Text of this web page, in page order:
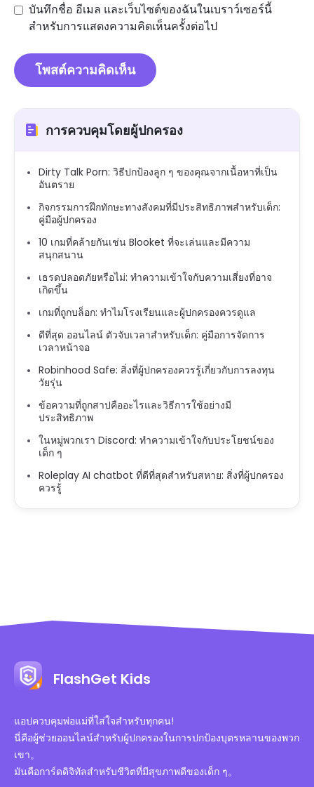
บันทึกชื่อ อีเมล และเว็บไซต์ของฉันในเบราว์เซอร์นี้
สำหรับการแสดงความคิดเห็นครั้งต่อไป
การควบคุมโดยผู้ปกครอง
Dirty Talk Porn: วิธีปกป้องลูก ๆ ของคุณจากเนื้อหาที่เป็น
อันตราย
กิจกรรมการฝึกทักษะทางสังคมที่มีประสิทธิภาพสำหรับเด็ก:
คู่มือผู้ปกครอง
10 เกมที่คล้ายกันเช่น Blooket ที่จะเล่นและมีความ
สนุกสนาน
เธรดปลอดภัยหรือไม่: ทำความเข้าใจกับความเสี่ยงที่อาจ
เกิดขึ้น
เกมที่ถูกบล็อก: ทำไมโรงเรียนและผู้ปกครองควรดูแล
ดีที่สุด ออนไลน์ ตัวจับเวลาสำหรับเด็ก: คู่มือการจัดการ
เวลาหน้าจอ
Robinhood Safe: สิ่งที่ผู้ปกครองควรรู้เกี่ยวกับการลงทุน
วัยรุ่น
ข้อความที่ถูกสาปคืออะไรและวิธีการใช้อย่างมี
ประสิทธิภาพ
ในหมู่พวกเรา Discord: ทำความเข้าใจกับประโยชน์ของ
เด็ก ๆ
Roleplay AI chatbot ที่ดีที่สุดสำหรับสหาย: สิ่งที่ผู้ปกครอง
ควรรู้
FlashGet Kids
แอปควบคุมพ่อแม่ที่ใส่ใจสำหรับทุกคน!
นี่คือผู้ช่วยออนไลน์สำหรับผู้ปกครองในการปกป้องบุตรหลานของพวก
เขา。
มันคือการ์ดดิจิทัลสำหรับชีวิตที่มีสุขภาพดีของเด็ก ๆ。